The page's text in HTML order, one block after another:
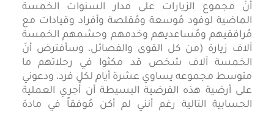
أنَ مجموع الزيارات على مدار السنوات الخمسة
الماضية لوفود مُوسعة ومُقلصة وأفراد وقيادات مع
مُرافقيهم ومُساعديهم وخدمهم وحشمهم الخمسة
آلاف زيارة (من كل القوى والفصائل، وسأفترض أنَ
الخمسة آلاف شخص قد مكثوا في رحلاتهم ما
متوسط مجموعه يساوي عشرة أيام لكل فرد، ودعوني
على أرضية هذه الفرضية البسيطة أن أُجري العملية
الحسابية التالية رغم أنني لم أكن مُوفقاً في مادة